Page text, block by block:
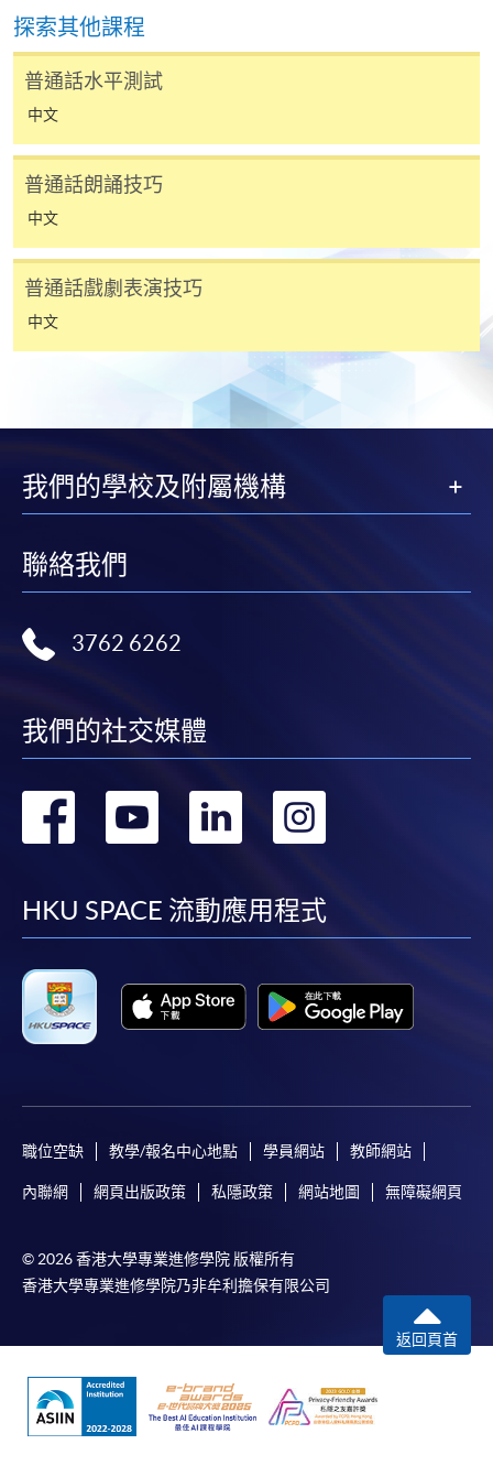
讀學歷頒授課程設有網上服務，在學學員亦可以「微
信支付」(Online WeChat Pay) 、「支付寶」(Online
Alipay) 或 「轉數快」(FPS) 繳付學費。
報讀新課程
圖示進入網上服務網頁，然
後按照指示填妥網上報名表格。
某些課程須甄選入學，並要求申請人上載課程網頁
中指定所須文件(如學歷證明)。系統只支援doc,
docx, jpg 和pdf格式之附件。
繳交所需費用
繳費靈網上服務
碼，請瀏覽繳費靈網址
Mastercard（包括「香港大學專業進修學院
Mastercard卡」）繳付學費。
*香港大學專業進修學院Mastercard卡
月免息分期付款優惠，必須親臨本學院設有報名服務的教
如欲了解如何於網上報讀新課程及繳費，請瀏覽網上
申請/報讀指南 :
短期課程
-個別學歷頒授課程
交下期學費的學員，提供網上服務，如學員就讀的課
網上支付可通過「繳費靈」(PPS) (不適用於手機)、
VISA 或 Mastercard、「微信支付」(Online WeChat
Pay) 、「支付寶」(Online Alipay) 或 「轉數快」(FPS)
探索其他課程
普通話水平測試
中文
普通話朗誦技巧
中文
普通話戲劇表演技巧
中文
我們的學校及附屬機構
聯絡我們
3762 6262
我們的社交媒體
轉
facebook
轉
youtube
轉
linkedin
HKU SPACE 流動應用程式
職位空缺 教學/報名中心地點 學員網站 教師網站
內聯網 網頁出版政策 私隱政策 網站地圖 無障礙網頁
© 2026 香港大學專業進修學院 版權所有
香港大學專業進修學院乃非牟利擔保有限公司
返回頁首